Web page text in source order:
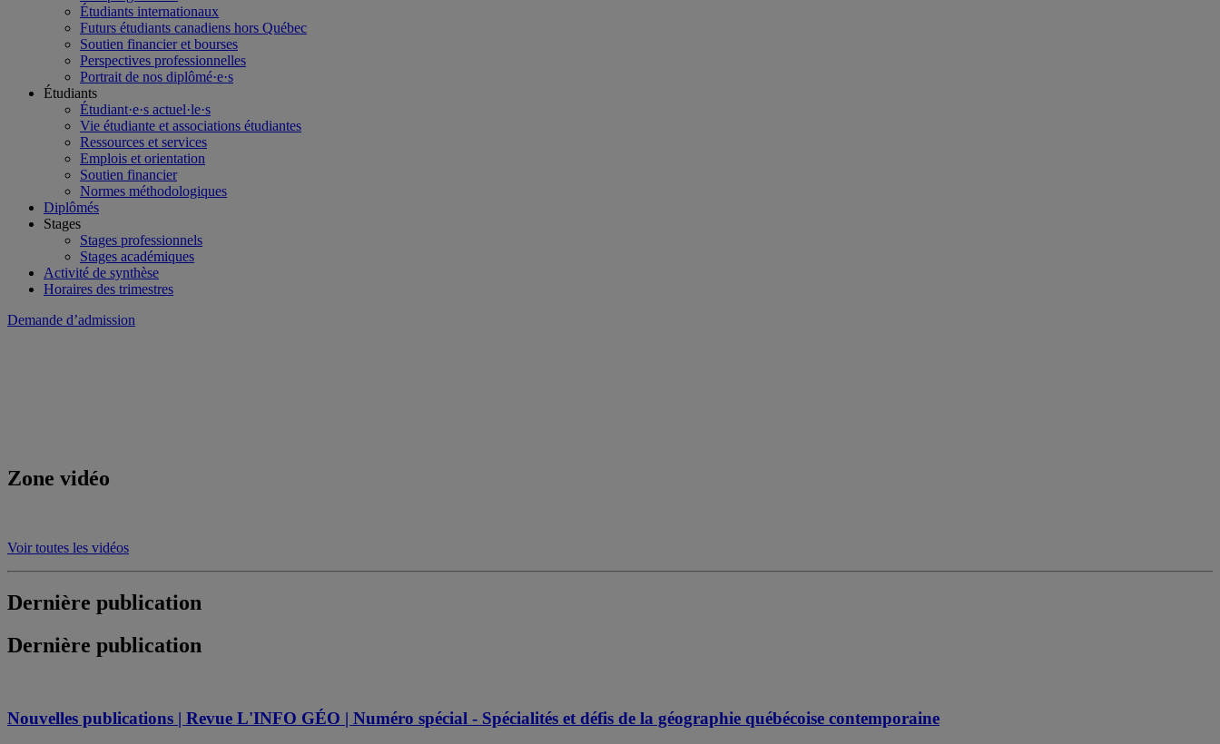
Étudiants internationaux
Futurs étudiants canadiens hors Québec
Soutien financier et bourses
Perspectives professionnelles
Portrait de nos diplômé·e·s
Étudiants
Étudiant·e·s actuel·le·s
Vie étudiante et associations étudiantes
Ressources et services
Emplois et orientation
Soutien financier
Normes méthodologiques
Diplômés
Stages
Stages professionnels
Stages académiques
Activité de synthèse
Horaires des trimestres
Demande d’admission
Zone vidéo
Voir toutes les vidéos
Dernière publication
Dernière publication
Nouvelles publications | Revue L'INFO GÉO | Numéro spécial - Spécialités et défis de la géographie québécoise contemporaine